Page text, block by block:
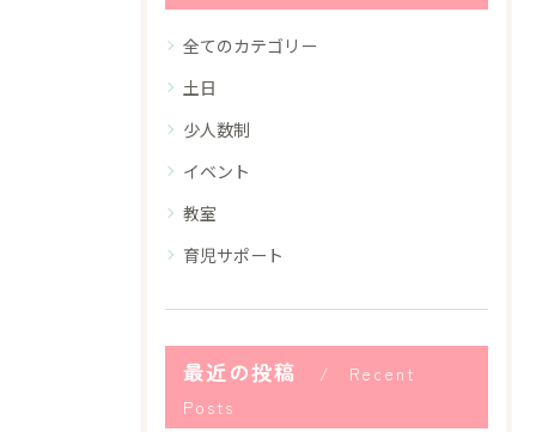
全てのカテゴリー
土日
少人数制
イベント
教室
育児サポート
最近の投稿
Recent
Posts